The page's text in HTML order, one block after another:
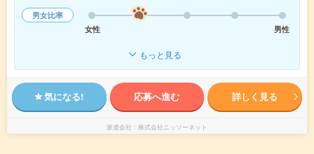
男女比率
女性
男性
もっと見る
気になる! 応募へ進む 詳しく見る
派遣会社 株式会社ニッソーネット